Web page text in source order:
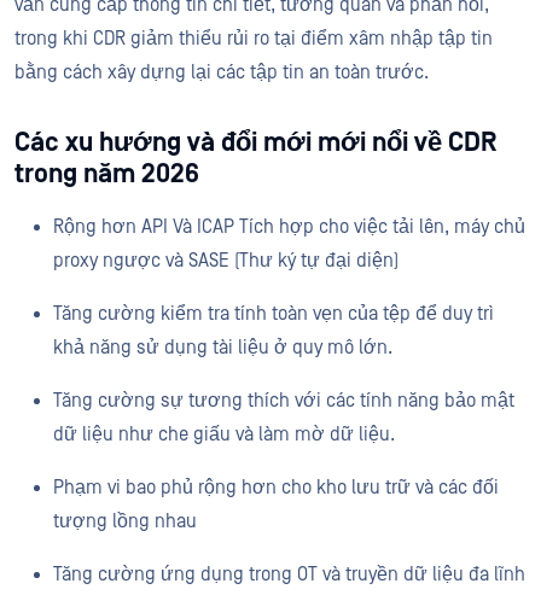
vẫn cung cấp thông tin chi tiết, tương quan và phản hồi,
trong khi CDR giảm thiểu rủi ro tại điểm xâm nhập tập tin
bằng cách xây dựng lại các tập tin an toàn trước.
Các xu hướng và đổi mới mới nổi về CDR
trong năm 2026
Rộng hơn API Và ICAP Tích hợp cho việc tải lên, máy chủ
proxy ngược và SASE (Thư ký tự đại diện)
Tăng cường kiểm tra tính toàn vẹn của tệp để duy trì
khả năng sử dụng tài liệu ở quy mô lớn.
Tăng cường sự tương thích với các tính năng bảo mật
dữ liệu như che giấu và làm mờ dữ liệu.
Phạm vi bao phủ rộng hơn cho kho lưu trữ và các đối
tượng lồng nhau
Tăng cường ứng dụng trong OT và truyền dữ liệu đa lĩnh